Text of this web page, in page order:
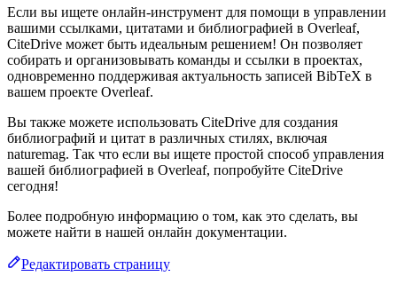
Если вы ищете онлайн-инструмент для помощи в управлении
вашими ссылками, цитатами и библиографией в Overleaf,
CiteDrive может быть идеальным решением! Он позволяет
собирать и организовывать команды и ссылки в проектах,
одновременно поддерживая актуальность записей BibTeX в
вашем проекте Overleaf.
Вы также можете использовать CiteDrive для создания
библиографий и цитат в различных стилях, включая
naturemag. Так что если вы ищете простой способ управления
вашей библиографией в Overleaf, попробуйте CiteDrive
сегодня!
Более подробную информацию о том, как это сделать, вы
можете найти в нашей онлайн документации.
Редактировать страницу